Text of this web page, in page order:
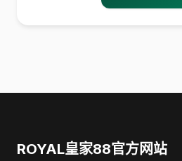
ROYAL皇家88官方网站